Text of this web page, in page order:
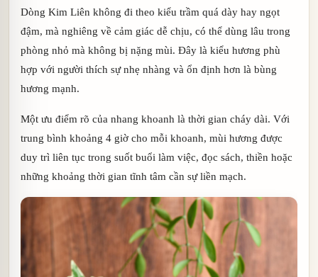
Dòng Kim Liên không đi theo kiểu trầm quá dày hay ngọt
đậm, mà nghiêng về cảm giác dễ chịu, có thể dùng lâu trong
phòng nhỏ mà không bị nặng mùi. Đây là kiểu hương phù
hợp với người thích sự nhẹ nhàng và ổn định hơn là bùng
hương mạnh.
Một ưu điểm rõ của nhang khoanh là thời gian cháy dài. Với
trung bình khoảng 4 giờ cho mỗi khoanh, mùi hương được
duy trì liên tục trong suốt buổi làm việc, đọc sách, thiền hoặc
những khoảng thời gian tĩnh tâm cần sự liền mạch.